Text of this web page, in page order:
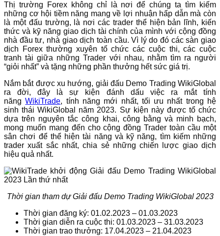
Thị trường Forex không chỉ là nơi để chúng ta tìm kiếm
những cơ hội tiềm năng mang về lợi nhuận hấp dẫn mà còn
là một đấu trường, là nơi các trader thể hiện bản lĩnh, kiến
thức và kỹ năng giao dịch tài chính của mình với cộng đồng
nhà đầu tư, nhà giao dịch toàn cầu. Vì lý do đó các sàn giao
dịch Forex thường xuyên tổ chức các cuộc thi, các cuộc
tranh tài giữa những Trader với nhau, nhằm tìm ra người
“giỏi nhất” và tặng những phần thưởng hết sức giá trị.
Nắm bắt được xu hướng, giải đấu Demo Trading WikiGlobal
ra đời, đây là sự kiện đánh dấu việc ra mắt tính
năngWikiTrade, tính năng mới nhất, tối ưu nhất trong hệ
sinh thái WikiGlobal năm 2023. Sự kiện này được tổ chức
dựa trên nguyên tắc công khai, công bằng và minh bạch,
mong muốn mang đến cho cộng đồng Trader toàn cầu một
sân chơi để thể hiện tài năng và kỹ năng, tìm kiếm những
trader xuất sắc nhất, chia sẻ những chiến lược giao dịch
hiệu quả nhất.
Thời gian tham dự Giải đấu Demo Trading WikiGlobal 2023
Thời gian đăng ký: 01.02.2023 – 01.03.2023
Thời gian diễn ra cuộc thi: 01.03.2023 – 31.03.2023
Thời gian trao thưởng: 17.04.2023 – 21.04.2023